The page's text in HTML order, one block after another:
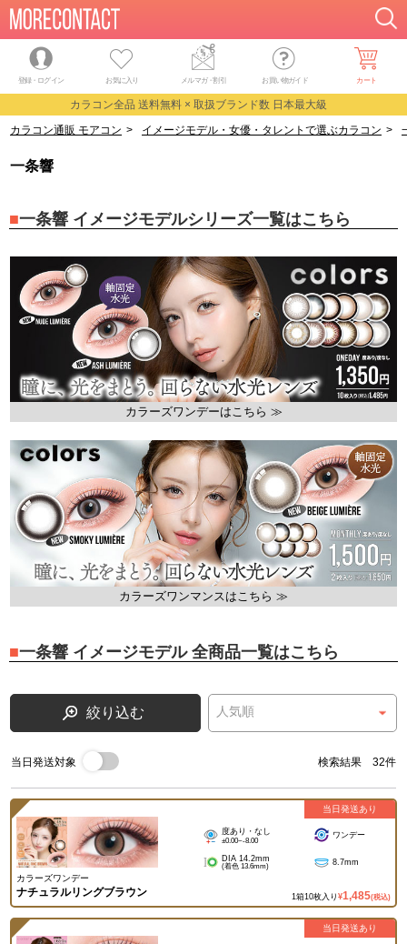
登録・ログイン お気に入り メルマガ・割引 お買い物ガイド カート
カラコン全品 送料無料 × 取扱ブランド数 日本最大級
カラコン通販 モアコン > イメージモデル・女優・タレントで選ぶカラコン >
一条響
一条響 イメージモデルシリーズ一覧はこちら
カラーズワンデーはこちら ≫
カラーズワンマンスはこちら ≫
一条響 イメージモデル 全商品一覧はこちら
絞り込む
当日発送対象 検索結果 32件
カラーズワンデー
ナチュラルリングブラウン
度あり・なし
±0.00~-8.00
ワンデー
DIA 14.2mm
(着色 13.6mm) 8.7mm
1箱10枚入り ¥1,485(税込)
当日発送あり
当日発送あり